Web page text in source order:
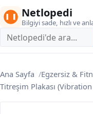
Netlopedi
Bilgiyi sade, hızlı ve
Ana Sayfa
Egzersiz &
Titreşim Plakası